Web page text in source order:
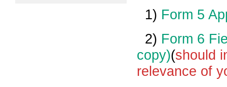
1) Form 5
2) Form 6
copy)(should
relevance of